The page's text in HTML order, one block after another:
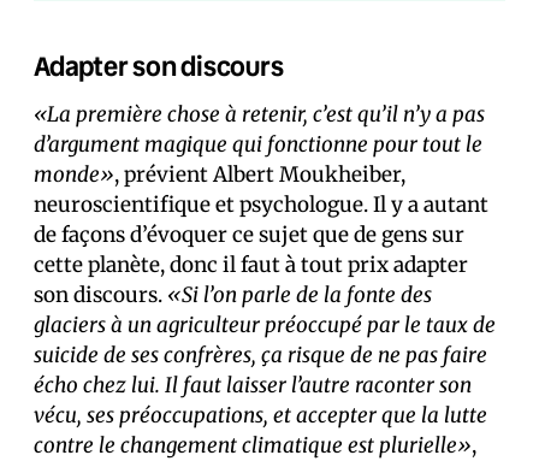
Adapter son discours
«La première chose à retenir, c’est qu’il n’y a pas
d’argument magique qui fonctionne pour tout le
monde», prévient Albert Moukheiber,
neuroscientifique et psychologue. Il y a autant
de façons d’évoquer ce sujet que de gens sur
cette planète, donc il faut à tout prix adapter
son discours. «Si l’on parle de la fonte des
glaciers à un agriculteur préoccupé par le taux de
suicide de ses confrères, ça risque de ne pas faire
écho chez lui. Il faut laisser l’autre raconter son
vécu, ses préoccupations, et accepter que la lutte
contre le changement climatique est plurielle»,